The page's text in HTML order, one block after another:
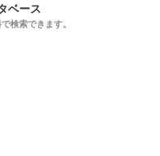
ベース
検索できます。